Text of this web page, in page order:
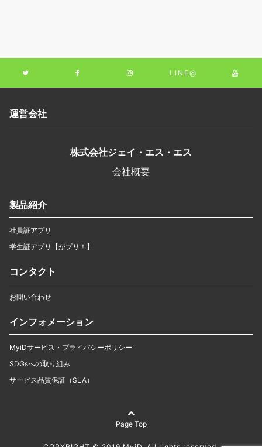
LINE@
運営会社
株式会社ジェイ・エス・エス
会社概要
製品紹介
社員証アプリ
学生証アプリ【がプリ！】
コンタクト
お問い合わせ
インフォメーション
MyiDサービス・プライバシーポリシー
SDGsへの取り組み
サービス品質保証（SLA）
Page Top